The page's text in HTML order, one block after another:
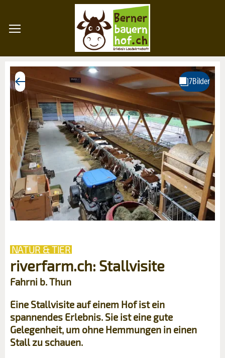
NATUR & TIER
riverfarm.ch: Stallvisite
Fahrni b. Thun
Eine Stallvisite auf einem Hof ist ein
spannendes Erlebnis. Sie ist eine gute
Gelegenheit, um ohne Hemmungen in einen
Stall zu schauen.